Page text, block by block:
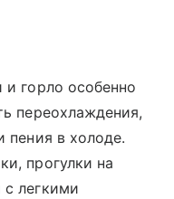
и горло особенно
переохлаждения,
пения в холоде.
прогулки на
легкими